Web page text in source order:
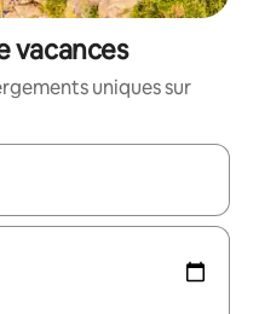
vacances
uniques sur
utilisez les flèches vers le